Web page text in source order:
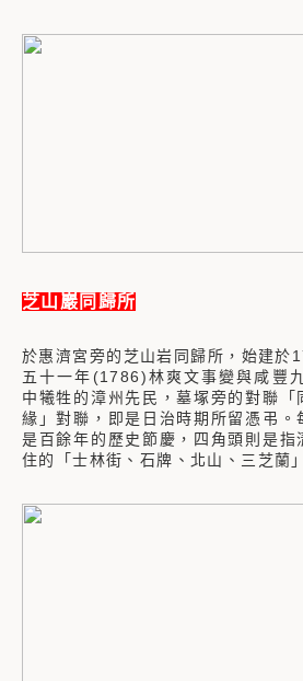
芝山巖同歸所
於惠濟宮旁的芝山岩同歸所，始建於
五十一年(1786)林爽文事變與咸豐
中犧牲的漳州先民，墓塚旁的對聯「
緣」對聯，即是日治時期所留憑弔。
是百餘年的歷史節慶，四角頭則是指
住的「士林街、石牌、北山、三芝蘭